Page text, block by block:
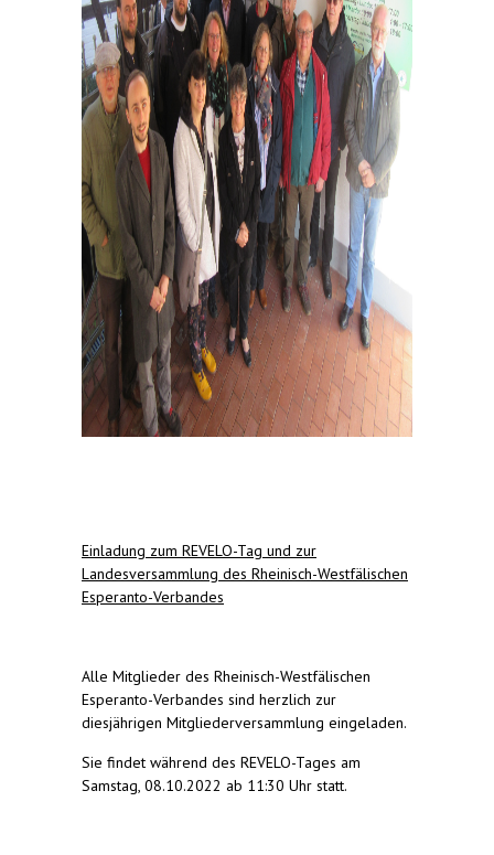
Einladung zum REVELO-Tag und zur
Landesversammlung des Rheinisch-Westfälischen
Esperanto-Verbandes
Alle Mitglieder des Rheinisch-Westfälischen
Esperanto-Verbandes sind herzlich zur
diesjährigen Mitgliederversammlung eingeladen.
Sie findet während des REVELO-Tages am
Samstag, 08.10.2022 ab 11:30 Uhr statt.